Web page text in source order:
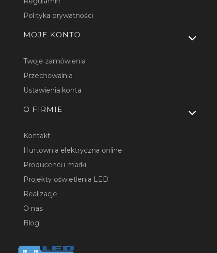
Polityka prywatności
MOJE KONTO
Twoje zamówienia
Przechowalnia
Ustawienia konta
O FIRMIE
Kontakt
Hurtownia elektryczna online
Producenci i marki
Projekty oświetlenia LED
Realizacje
O nas
Blog